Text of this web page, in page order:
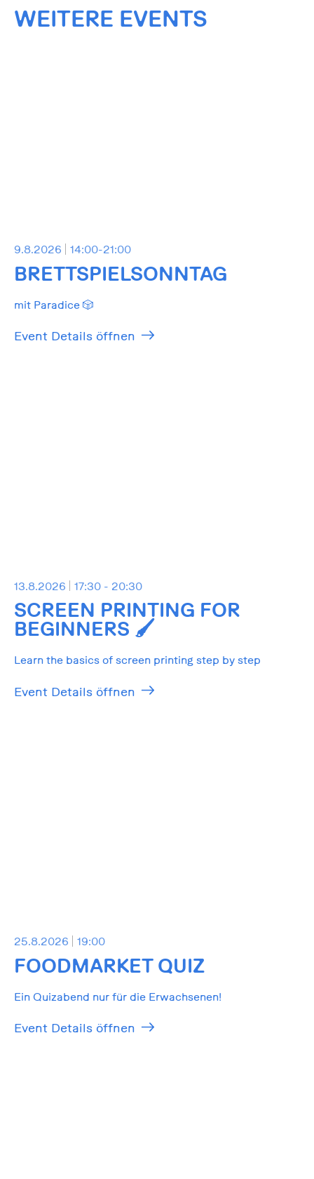
WEITERE EVENTS
9.8.2026 14:00-21:00
BRETTSPIELSONNTAG
mit Paradice 🎲
Event Details öffnen
13.8.2026 17:30 - 20:30
SCREEN PRINTING FOR
BEGINNERS 🖌️
Learn the basics of screen printing step by step
Event Details öffnen
25.8.2026 19:00
FOODMARKET QUIZ
Ein Quizabend nur für die Erwachsenen!
Event Details öffnen